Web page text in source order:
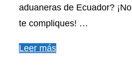
aduaneras de Ecuador? ¡No
te compliques! …
Leer más